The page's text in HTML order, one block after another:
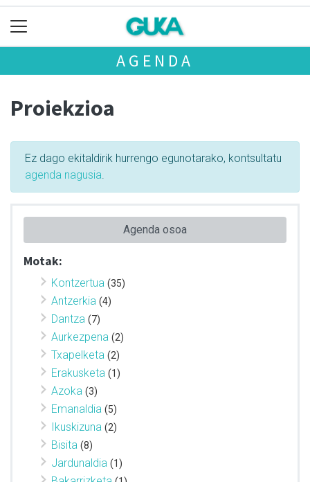
AGENDA
Proiekzioa
Ez dago ekitaldirik hurrengo egunotarako, kontsultatu
agenda nagusia
Agenda osoa
Motak:
Kontzertua (35)
Antzerkia (4)
Dantza (7)
Aurkezpena (2)
Txapelketa (2)
Erakusketa (1)
Azoka (3)
Emanaldia (5)
Ikuskizuna (2)
Bisita (8)
Jardunaldia (1)